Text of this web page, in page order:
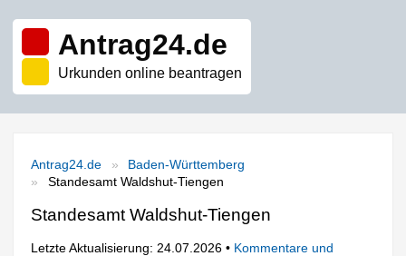
Antrag24.de
Urkunden online beantragen
Antrag24.de
Baden-Württemberg
Standesamt Waldshut-Tiengen
Standesamt Waldshut-Tiengen
Letzte Aktualisierung: 24.07.2026 • Kommentare und